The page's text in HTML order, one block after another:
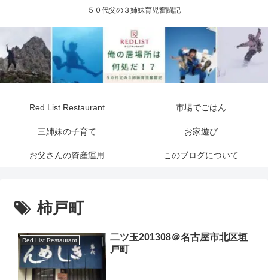
５０代父の３姉妹育児奮闘記
Red List Restaurant 市場でごはん
三姉妹の子育て お家遊び
お父さんの資産運用 このブログについて
柿戸町
Red List Restaurant
二ツ玉201308＠名古屋市北区垣
戸町